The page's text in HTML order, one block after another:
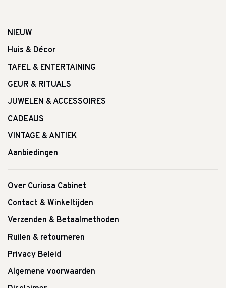
NIEUW
Huis & Décor
TAFEL & ENTERTAINING
GEUR & RITUALS
JUWELEN & ACCESSOIRES
CADEAUS
VINTAGE & ANTIEK
Aanbiedingen
Over Curiosa Cabinet
Contact & Winkeltijden
Verzenden & Betaalmethoden
Ruilen & retourneren
Privacy Beleid
Algemene voorwaarden